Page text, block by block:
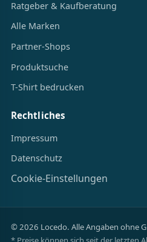
Ratgeber & Kaufberatung
Alle Marken
Partner-Shops
Produktsuche
T-Shirt bedrucken
Rechtliches
Impressum
Datenschutz
Cookie-Einstellungen
© 2026 Locedo. Alle Angaben ohne